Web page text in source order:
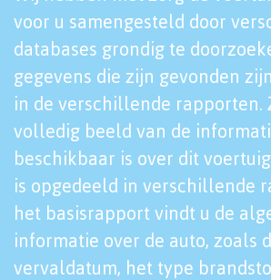
voor u samengesteld door
databases grondig te
gegevens die zijn gevonden
in de verschillende rapporten.
volledig beeld van de
beschikbaar is over dit
is opgedeeld in verschillende
het basisrapport vindt u de
informatie over de auto, zoals
vervaldatum, het type